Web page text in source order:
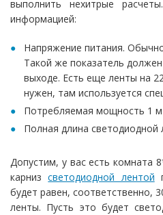
выполнить нехитрые
информацией:
Напряжение питания.
Такой же показатель
выходе. Есть еще ленты на
нужен, там используется
Потребляемая мощность 1 м
Полная длина светодиодной
Допустим, у вас есть комната
карнизсветодиодной лентой
будет равен, соответственно,
ленты. Пусть это будет